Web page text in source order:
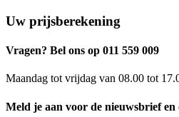
Uw prijsberekening
Vragen? Bel ons op 011 559 009
Maandag tot vrijdag van 08.00 tot
Meld je aan voor de nieuwsbrief